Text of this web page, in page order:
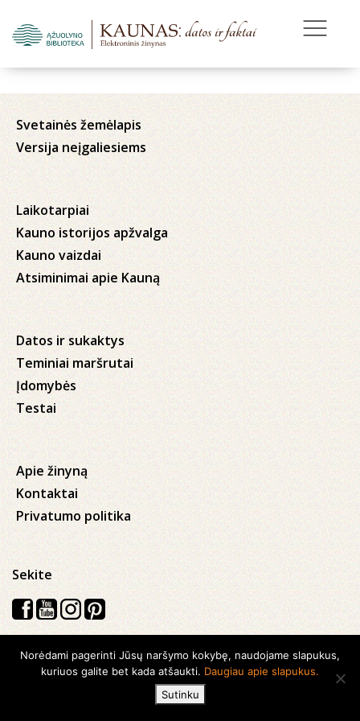
Svetainės žemėlapis
Versija neįgaliesiems
Laikotarpiai
Kauno istorijos apžvalga
Kauno vaizdai
Atsiminimai apie Kauną
Datos ir sukaktys
Teminiai maršrutai
Įdomybės
Testai
Apie žinyną
Kontaktai
Privatumo politika
Sekite
Visos teisės saugomos © 2026 Kauno apskrities viešoji Ąžuolyno
biblioteka
Norėdami pagerinti Jūsų naršymo kokybę, naudojame slapukus,
kuriuos galite bet kada atšaukti. Daugiau apie slapukus.
Sutinku